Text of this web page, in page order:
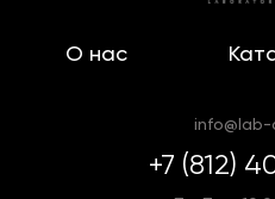
О нас
info@lab-
+7 (812)